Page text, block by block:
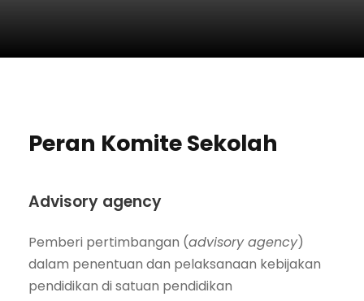
Peran Komite Sekolah
Advisory agency
Pemberi pertimbangan (advisory agency)
dalam penentuan dan pelaksanaan kebijakan
pendidikan di satuan pendidikan